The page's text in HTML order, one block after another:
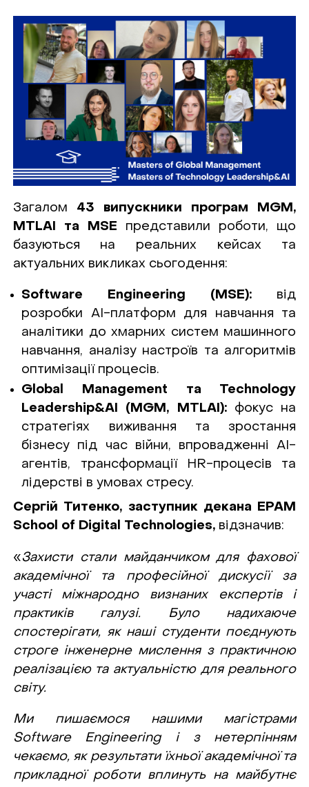
Загалом 43 випускники програм MGM,
MTLAI та MSE представили роботи, що
базуються на реальних кейсах та
актуальних викликах сьогодення:
Software Engineering (MSE): від
розробки AI-платформ для навчання та
аналітики до хмарних систем машинного
навчання, аналізу настроїв та алгоритмів
оптимізації процесів.
Global Management та Technology
Leadership&AI (MGM, MTLAI): фокус на
стратегіях виживання та зростання
бізнесу під час війни, впровадженні AI-
агентів, трансформації HR-процесів та
лідерстві в умовах стресу.
Сергій Титенко, заступник декана EPAM
School of Digital Technologies, відзначив:
«Захисти стали майданчиком для фахової
академічної та професійної дискусії за
участі міжнародно визнаних експертів і
практиків галузі. Було надихаюче
спостерігати, як наші студенти поєднують
строге інженерне мислення з практичною
реалізацією та актуальністю для реального
світу.
Ми пишаємося нашими магістрами
Software Engineering і з нетерпінням
чекаємо, як результати їхньої академічної та
прикладної роботи вплинуть на майбутнє